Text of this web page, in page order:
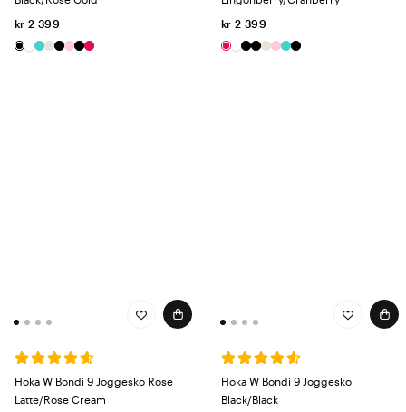
kr 2 399
kr 2 399
Hoka W Bondi 9 Joggesko Rose
Latte/Rose Cream
Hoka W Bondi 9 Joggesko
Black/Black